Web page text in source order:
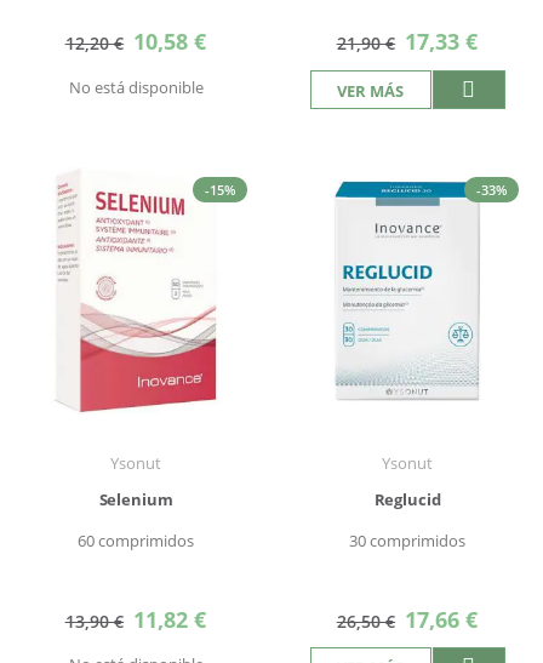
12,20 € Precio
especial
10,58 €
No está disponible
21,90 € Precio
especial
17,33 €
VER MÁS
-15%
Ysonut
Selenium
60 comprimidos
13,90 € Precio
especial
11,82 €
-33%
Ysonut
Reglucid
30 comprimidos
26,50 € Precio
especial
17,66 €